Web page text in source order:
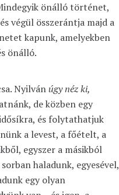
önálló történet,
végül összerántja majd a
kapunk, amelyekben
önálló.
Nyilvánúgy néz ki,
de közben egy
és folytathatjuk
a levest, a főételt, a
egyszer a másikból
haladunk, egyesével,
egy olyan